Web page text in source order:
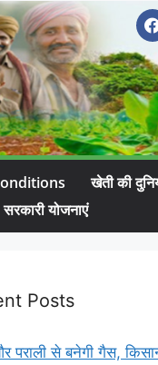
खेती की
सरकारी योजनाएं
Posts
पराली से बनेगी गैस,